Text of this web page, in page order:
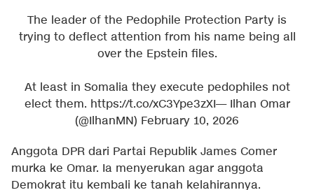
The leader of the Pedophile Protection Party is
trying to deflect attention from his name being all
over the Epstein files.
At least in Somalia they execute pedophiles not
elect them. https://t.co/xC3Ype3zXI— Ilhan Omar
(@IlhanMN) February 10, 2026
Anggota DPR dari Partai Republik James Comer
murka ke Omar. Ia menyerukan agar anggota
Demokrat itu kembali ke tanah kelahirannya.